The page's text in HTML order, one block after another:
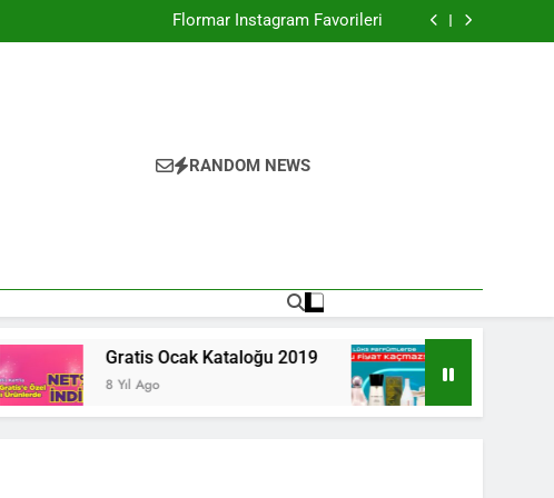
Flormar İnstagram Favorileri
Koreli Kadınlar ve Güzellik Sırları
RANDOM NEWS
Gratis Ocak Kataloğu 2019
8 Yıl Ago
Watsons Ocak Kataloğu
8 Yıl Ago